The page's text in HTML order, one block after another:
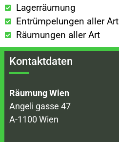
Lagerräumung
Entrümpelungen aller Art
Räumungen aller Art
Kontaktdaten
Räumung Wien
Angeli gasse 47
A-1100 Wien